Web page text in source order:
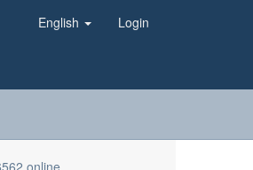
English Login
online